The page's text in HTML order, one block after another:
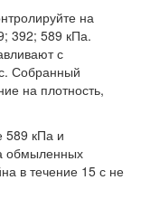
на
392; 589 кПа.
с
Собранный
на плотность,
589 кПа и
обмыленных
в течение 15 с не